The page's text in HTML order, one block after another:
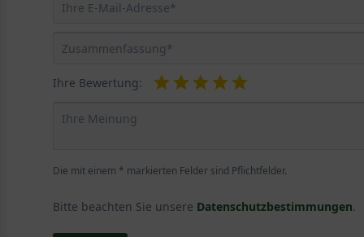
Ihre Bewertung:
Die mit einem * markierten Felder sind Pflichtfelder.
Bitte beachten Sie unsere Datenschutzbestimmungen.